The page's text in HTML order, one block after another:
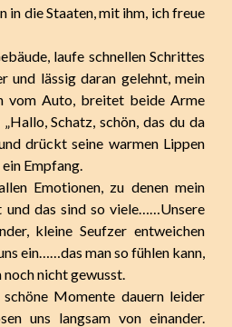
in die Staaten, mit ihm, ich freue
laufe schnellen Schrittes
und lässig daran gelehnt, mein
vom Auto, breitet beide Arme
Schatz, schön, das du da
drückt seine warmen Lippen
Empfang.
Emotionen, zu denen mein
das sind so viele……Unsere
kleine Seufzer entweichen
ein……das man so fühlen kann,
nicht gewusst.
Momente dauern leider
uns langsam von einander.